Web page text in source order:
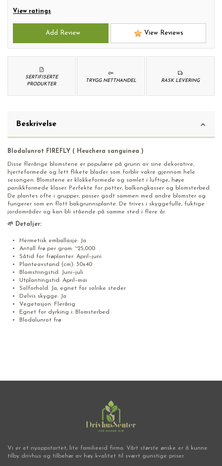
View ratings
Add Review View Reviews
RASK LEVERING
TRYGG NETTHANDEL
SERTIFISERTE
PRODUKTER
Beskrivelse
Blodalunrot FIREFLY ( Heuchera sanguinea )
Disse flerårige blomstene er populære på grunn av sine dekorative,
hjerteformede og lett flikete blader som forblir vakre gjennom hele
sesongen. Blomstene er klokkeformede og samlet i luftige, høye
panikkformede klaser. Perfekte for potter, balkongkasser og blomsterbed.
De plantes ofte i grupper, passer godt sammen med andre blomster og
fungerer som en flott bakgrunnsplante. De trives i skyggefulle, fuktige
jordområder og kan bli stående på samme sted i flere år.
🌱 Detaljer:
Hermetisk emballasje: Ja
Antall frø per gram: ~25,000
Såtid for frøplanter: April–juni
Planteavstand (cm): 30x40
Blomstringstid: Juni–juli
Utplantingstid: April–mai
Solforhold: Ja, egnet for solrike steder
Delvis skygge: Ja
Vegetasjon: Flerårig
Egnet for dyrking i: Blomsterbed
Blodalunrot frø
Vi er et nyoppstartet, lite familieeid firma. Vårt største ønske er å kunne
tilby drivhus og tilbehør av høy kvalitet til svært gunstige priser.